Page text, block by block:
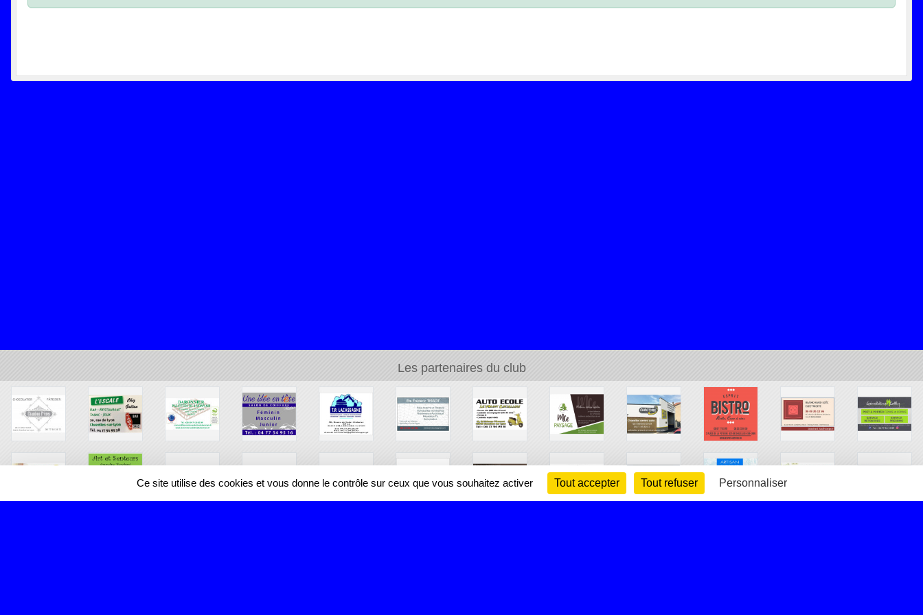
Les partenaires du club
Ce site utilise des cookies et vous donne le contrôle sur ceux que vous souhaitez activer Tout accepter Tout refuser Personnaliser